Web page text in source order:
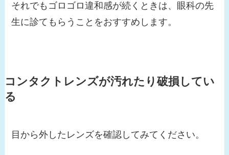
それでもゴロゴロ違和感が続くときは、眼科の先
生に診てもらうことをおすすめします。
コンタクトレンズが汚れたり破損してい
る
目から外したレンズを確認してみてください。